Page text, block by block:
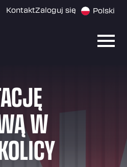
KontaktZaloguj się Polski
W